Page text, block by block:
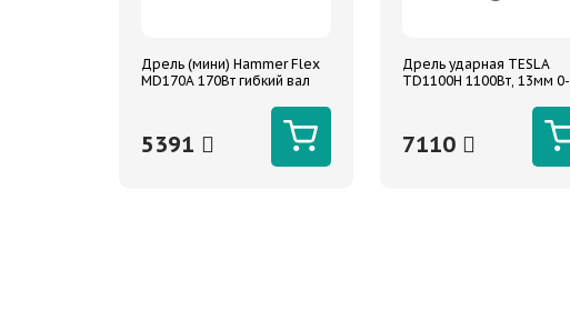
Дрель (мини) Hammer Flex
MD170A 170Вт гибкий вал
5391
Дрель ударная TESLA
TD1100H 1100Вт, 13мм 0-
7110